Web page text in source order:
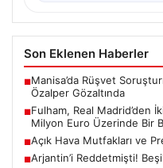
Son Eklenen Haberler
■Manisa’da Rüşvet
Özalper Gözaltında
■Fulham, Real Madrid’den
Milyon Euro Üzerinde Bir
■Açık Hava Mutfakları ve
■Arjantin’i Reddetmişti!